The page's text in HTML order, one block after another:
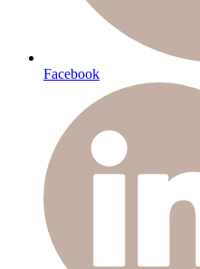
Facebook